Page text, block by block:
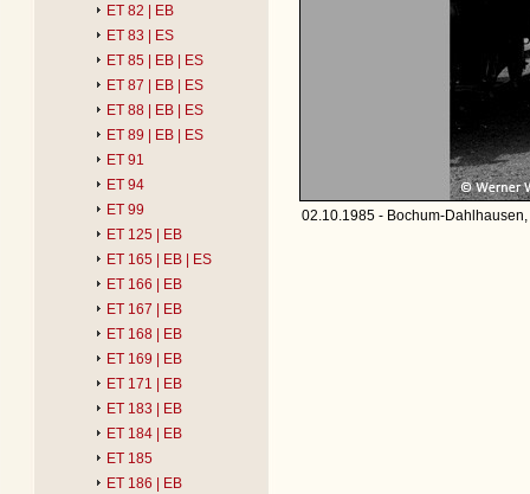
ET 82 | EB
ET 83 | ES
ET 85 | EB | ES
ET 87 | EB | ES
ET 88 | EB | ES
ET 89 | EB | ES
ET 91
ET 94
ET 99
ET 125 | EB
ET 165 | EB | ES
ET 166 | EB
ET 167 | EB
ET 168 | EB
ET 169 | EB
ET 171 | EB
ET 183 | EB
ET 184 | EB
ET 185
ET 186 | EB
02.10.1985 - Bochum-